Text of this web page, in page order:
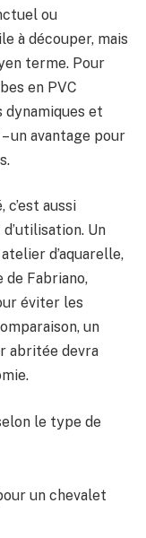
ou
à découper, mais
terme. Pour
en PVC
et
un avantage pour
aussi
Un
d’aquarelle,
de Fabriano,
éviter les
un
abritée devra
le type de
un chevalet